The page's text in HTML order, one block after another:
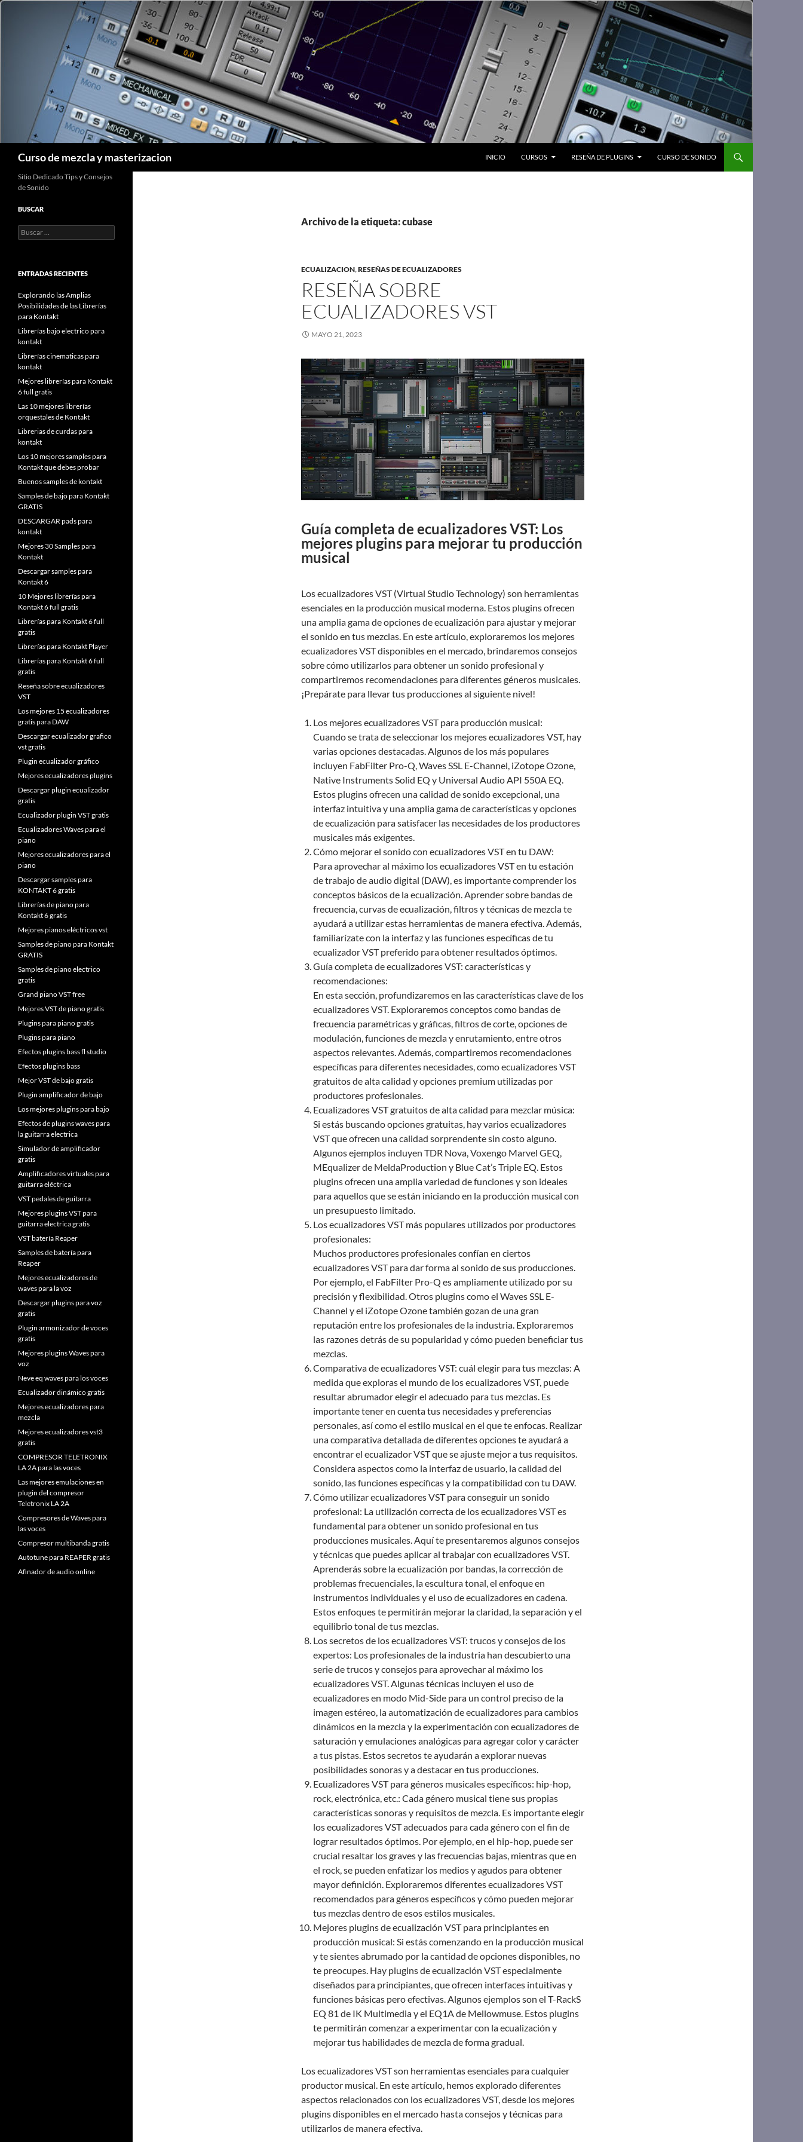
Saltar
Curso de mezcla y masterizacion INICIO CURSOS RESEÑA DE PLUGINS CURSO DE SONIDO
Archivo de la etiqueta: cubase
ECUALIZACION,RESEÑAS DE ECUALIZADORES
RESEÑA SOBRE
ECUALIZADORES VST
MAYO 21, 2023
Guía completa de ecualizadores VST: Los
mejores plugins para mejorar tu producción
musical
Los ecualizadores VST (Virtual Studio Technology) son herramientas
esenciales en la producción musical moderna. Estos plugins ofrecen
una amplia gama de opciones de ecualización para ajustar y mejorar
el sonido en tus mezclas. En este artículo, exploraremos los mejores
ecualizadores VST disponibles en el mercado, brindaremos consejos
sobre cómo utilizarlos para obtener un sonido profesional y
compartiremos recomendaciones para diferentes géneros musicales.
¡Prepárate para llevar tus producciones al siguiente nivel!
Los mejores ecualizadores VST para producción musical:
Cuando se trata de seleccionar los mejores ecualizadores VST, hay
varias opciones destacadas. Algunos de los más populares
incluyen FabFilter Pro-Q, Waves SSL E-Channel, iZotope Ozone,
Native Instruments Solid EQ y Universal Audio API 550A EQ.
Estos plugins ofrecen una calidad de sonido excepcional, una
interfaz intuitiva y una amplia gama de características y opciones
de ecualización para satisfacer las necesidades de los productores
musicales más exigentes.
Cómo mejorar el sonido con ecualizadores VST en tu DAW:
Para aprovechar al máximo los ecualizadores VST en tu estación
de trabajo de audio digital (DAW), es importante comprender los
conceptos básicos de la ecualización. Aprender sobre bandas de
frecuencia, curvas de ecualización, filtros y técnicas de mezcla te
ayudará a utilizar estas herramientas de manera efectiva. Además,
familiarízate con la interfaz y las funciones específicas de tu
ecualizador VST preferido para obtener resultados óptimos.
Guía completa de ecualizadores VST: características y
recomendaciones:
En esta sección, profundizaremos en las características clave de los
ecualizadores VST. Exploraremos conceptos como bandas de
frecuencia paramétricas y gráficas, filtros de corte, opciones de
modulación, funciones de mezcla y enrutamiento, entre otros
aspectos relevantes. Además, compartiremos recomendaciones
específicas para diferentes necesidades, como ecualizadores VST
gratuitos de alta calidad y opciones premium utilizadas por
productores profesionales.
Ecualizadores VST gratuitos de alta calidad para mezclar música:
Si estás buscando opciones gratuitas, hay varios ecualizadores
VST que ofrecen una calidad sorprendente sin costo alguno.
Algunos ejemplos incluyen TDR Nova, Voxengo Marvel GEQ,
MEqualizer de MeldaProduction y Blue Cat’s Triple EQ. Estos
plugins ofrecen una amplia variedad de funciones y son ideales
para aquellos que se están iniciando en la producción musical con
un presupuesto limitado.
Los ecualizadores VST más populares utilizados por productores
profesionales:
Muchos productores profesionales confían en ciertos
ecualizadores VST para dar forma al sonido de sus producciones.
Por ejemplo, el FabFilter Pro-Q es ampliamente utilizado por su
precisión y flexibilidad. Otros plugins como el Waves SSL E-
Channel y el iZotope Ozone también gozan de una gran
reputación entre los profesionales de la industria. Exploraremos
las razones detrás de su popularidad y cómo pueden beneficiar tus
mezclas.
Comparativa de ecualizadores VST: cuál elegir para tus mezclas: A
medida que exploras el mundo de los ecualizadores VST, puede
resultar abrumador elegir el adecuado para tus mezclas. Es
importante tener en cuenta tus necesidades y preferencias
personales, así como el estilo musical en el que te enfocas. Realizar
una comparativa detallada de diferentes opciones te ayudará a
encontrar el ecualizador VST que se ajuste mejor a tus requisitos.
Considera aspectos como la interfaz de usuario, la calidad del
sonido, las funciones específicas y la compatibilidad con tu DAW.
Cómo utilizar ecualizadores VST para conseguir un sonido
profesional: La utilización correcta de los ecualizadores VST es
fundamental para obtener un sonido profesional en tus
producciones musicales. Aquí te presentaremos algunos consejos
y técnicas que puedes aplicar al trabajar con ecualizadores VST.
Aprenderás sobre la ecualización por bandas, la corrección de
problemas frecuenciales, la escultura tonal, el enfoque en
instrumentos individuales y el uso de ecualizadores en cadena.
Estos enfoques te permitirán mejorar la claridad, la separación y el
equilibrio tonal de tus mezclas.
Los secretos de los ecualizadores VST: trucos y consejos de los
expertos: Los profesionales de la industria han descubierto una
serie de trucos y consejos para aprovechar al máximo los
ecualizadores VST. Algunas técnicas incluyen el uso de
ecualizadores en modo Mid-Side para un control preciso de la
imagen estéreo, la automatización de ecualizadores para cambios
dinámicos en la mezcla y la experimentación con ecualizadores de
saturación y emulaciones analógicas para agregar color y carácter
a tus pistas. Estos secretos te ayudarán a explorar nuevas
posibilidades sonoras y a destacar en tus producciones.
Ecualizadores VST para géneros musicales específicos: hip-hop,
rock, electrónica, etc.: Cada género musical tiene sus propias
características sonoras y requisitos de mezcla. Es importante elegir
los ecualizadores VST adecuados para cada género con el fin de
lograr resultados óptimos. Por ejemplo, en el hip-hop, puede ser
crucial resaltar los graves y las frecuencias bajas, mientras que en
el rock, se pueden enfatizar los medios y agudos para obtener
mayor definición. Exploraremos diferentes ecualizadores VST
recomendados para géneros específicos y cómo pueden mejorar
tus mezclas dentro de esos estilos musicales.
Mejores plugins de ecualización VST para principiantes en
producción musical: Si estás comenzando en la producción musical
y te sientes abrumado por la cantidad de opciones disponibles, no
te preocupes. Hay plugins de ecualización VST especialmente
diseñados para principiantes, que ofrecen interfaces intuitivas y
funciones básicas pero efectivas. Algunos ejemplos son el T-RackS
EQ 81 de IK Multimedia y el EQ1A de Mellowmuse. Estos plugins
te permitirán comenzar a experimentar con la ecualización y
mejorar tus habilidades de mezcla de forma gradual.
Los ecualizadores VST son herramientas esenciales para cualquier
productor musical. En este artículo, hemos explorado diferentes
aspectos relacionados con los ecualizadores VST, desde los mejores
plugins disponibles en el mercado hasta consejos y técnicas para
utilizarlos de manera efectiva.
Sitio Dedicado Tips y Consejos
de Sonido
BUSCAR
Buscar:
ENTRADAS RECIENTES
Explorando las Amplias
Posibilidades de las Librerías
para Kontakt
Librerías bajo electrico para
kontakt
Librerías cinematicas para
kontakt
Mejores librerías para Kontakt
6 full gratis
Las 10 mejores librerías
orquestales de Kontakt
Librerias de curdas para
kontakt
Los 10 mejores samples para
Kontakt que debes probar
Buenos samples de kontakt
Samples de bajo para Kontakt
GRATIS
DESCARGAR pads para
kontakt
Mejores 30 Samples para
Kontakt
Descargar samples para
Kontakt 6
10 Mejores librerías para
Kontakt 6 full gratis
Librerías para Kontakt 6 full
gratis
Librerías para Kontakt Player
Librerías para Kontakt 6 full
gratis
Reseña sobre ecualizadores
VST
Los mejores 15 ecualizadores
gratis para DAW
Descargar ecualizador grafico
vst gratis
Plugin ecualizador gráfico
Mejores ecualizadores plugins
Descargar plugin ecualizador
gratis
Ecualizador plugin VST gratis
Ecualizadores Waves para el
piano
Mejores ecualizadores para el
piano
Descargar samples para
KONTAKT 6 gratis
Librerías de piano para
Kontakt 6 gratis
Mejores pianos eléctricos vst
Samples de piano para Kontakt
GRATIS
Samples de piano electrico
gratis
Grand piano VST free
Mejores VST de piano gratis
Plugins para piano gratis
Plugins para piano
Efectos plugins bass fl studio
Efectos plugins bass
Mejor VST de bajo gratis
Plugin amplificador de bajo
Los mejores plugins para bajo
Efectos de plugins waves para
la guitarra electrica
Simulador de amplificador
gratis
Amplificadores virtuales para
guitarra eléctrica
VST pedales de guitarra
Mejores plugins VST para
guitarra electrica gratis
VST batería Reaper
Samples de batería para
Reaper
Mejores ecualizadores de
waves para la voz
Descargar plugins para voz
gratis
Plugin armonizador de voces
gratis
Mejores plugins Waves para
voz
Neve eq waves para los voces
Ecualizador dinámico gratis
Mejores ecualizadores para
mezcla
Mejores ecualizadores vst3
gratis
COMPRESOR TELETRONIX
LA 2A para las voces
Las mejores emulaciones en
plugin del compresor
Teletronix LA 2A
Compresores de Waves para
las voces
Compresor multibanda gratis
Autotune para REAPER gratis
Afinador de audio online